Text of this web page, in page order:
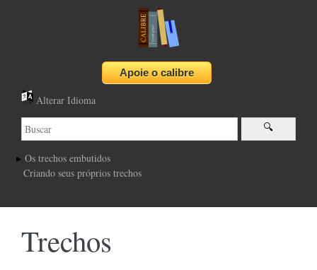
Alterar Idioma
Os trechos embutidos
Criando seus próprios trechos
Trechos